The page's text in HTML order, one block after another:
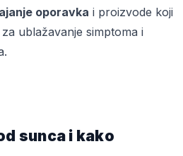
oporavka i proizvode koji
ublažavanje simptoma i
sunca i kako